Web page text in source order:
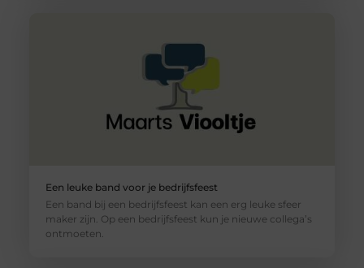
Een leuke band voor je bedrijfsfeest
Een band bij een bedrijfsfeest kan een erg leuke sfeer
maker zijn. Op een bedrijfsfeest kun je nieuwe collega’s
ontmoeten.